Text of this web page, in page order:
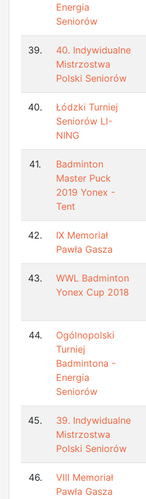
Energia
Seniorów
39.
40. Indywidualne
Mistrzostwa
Polski Seniorów
40.
Łódzki Turniej
Seniorów LI-
NING
41.
Badminton
Master Puck
2019 Yonex -
Tent
42.
IX Memoriał
Pawła Gasza
43.
WWL Badminton
Yonex Cup 2018
44.
Ogólnopolski
Turniej
Badmintona -
Energia
Seniorów
45.
39. Indywidualne
Mistrzostwa
Polski Seniorów
46.
VIII Memoriał
Pawła Gasza